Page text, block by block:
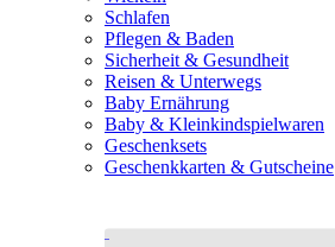
Schlafen
Pflegen & Baden
Sicherheit & Gesundheit
Reisen & Unterwegs
Baby Ernährung
Baby & Kleinkindspielwaren
Geschenksets
Geschenkkarten & Gutscheine